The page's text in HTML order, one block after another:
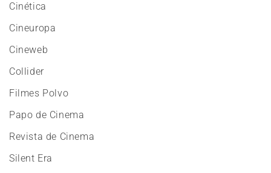
Cinética
Cineuropa
Cineweb
Collider
Filmes Polvo
Papo de Cinema
Revista de Cinema
Silent Era